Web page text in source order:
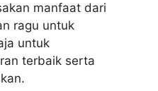
manfaat dari
ragu untuk
untuk
terbaik serta